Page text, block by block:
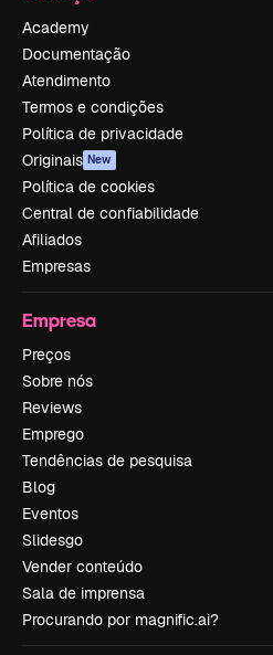
Academy
Documentação
Atendimento
Termos e condições
Política de privacidade
Originais New
Política de cookies
Central de confiabilidade
Afiliados
Empresas
Empresa
Preços
Sobre nós
Reviews
Emprego
Tendências de pesquisa
Blog
Eventos
Slidesgo
Vender conteúdo
Sala de imprensa
Procurando por magnific.ai?